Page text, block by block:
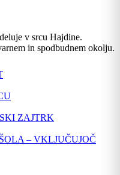
ZAJTRK
– VKLJUČUJOČ
v srcu Hajdine.
in spodbudnem okolju.